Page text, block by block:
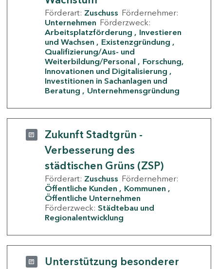
Förderart: Zuschuss Fördernehmer:
Unternehmen Förderzweck:
Arbeitsplatzförderung
Investieren
und Wachsen
Existenzgründung
Qualifizierung/Aus- und
Weiterbildung/Personal
Forschung,
Innovationen und Digitalisierung
Investitionen in Sachanlagen und
Beratung
Unternehmensgründung
Zukunft Stadtgrün -
Verbesserung des
städtischen Grüns (ZSP)
Förderart: Zuschuss Fördernehmer:
Öffentliche Kunden
Kommunen
Öffentliche Unternehmen
Förderzweck: Städtebau und
Regionalentwicklung
Unterstützung besonderer